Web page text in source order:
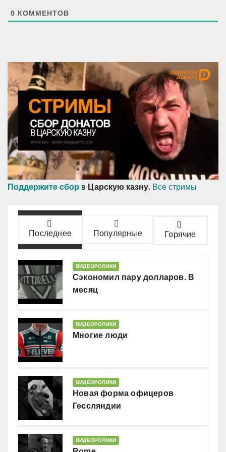
0 КОММЕНТОВ
Поддержите сбор в Царскую казну. Все стримы
Последнее Популярные Горячие
ВИДЕОРОЛИКИ
Сэкономил пару долларов. В
месяц
ВИДЕОРОЛИКИ
Многие люди
ВИДЕОРОЛИКИ
Новая форма офицеров
Гессляндии
ВИДЕОРОЛИКИ